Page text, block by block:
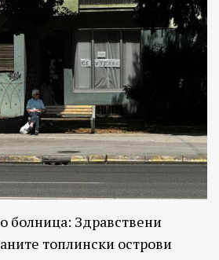
болница: Здравствени
топлински острови